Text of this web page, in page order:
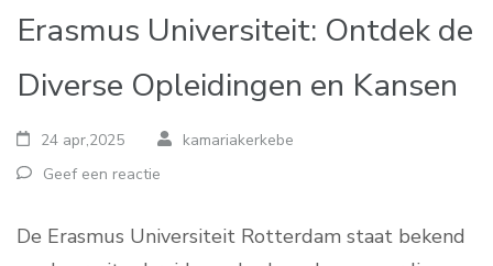
Erasmus Universiteit: Ontdek de
Diverse Opleidingen en Kansen
24 apr,2025
kamariakerkebe
Geef een reactie
De Erasmus Universiteit Rotterdam staat bekend